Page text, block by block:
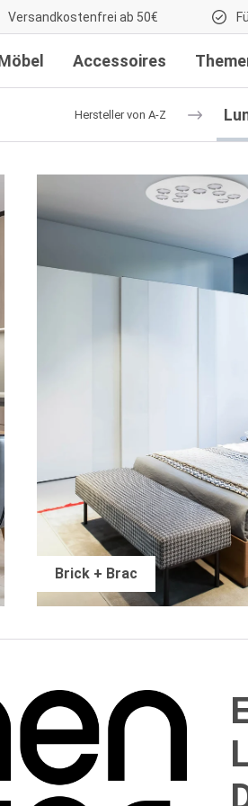
Versandkostenfrei ab 50€
Accessoires
Hersteller von A-Z
Brick + Brac